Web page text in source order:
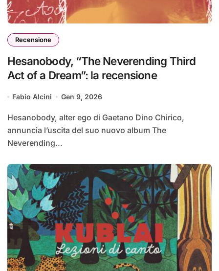
Recensione
Hesanobody, “The Neverending Third
Act of a Dream”: la recensione
Fabio Alcini Gen 9, 2026
Hesanobody, alter ego di Gaetano Dino Chirico,
annuncia l’uscita del suo nuovo album The
Neverending...